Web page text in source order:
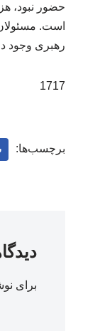
حضور نبود،
است.
رهبری وجود
1717
برچسب‌ها:
برای